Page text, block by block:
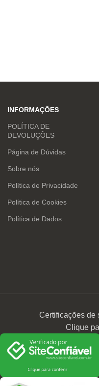
INFORMAÇÕES
POLÍTICA DE
DEVOLUÇÕES
Página de Dúvidas
Sobre nós
Política de Privacidade
Política de Cookies
Política de Dados
Certificações de
Clique